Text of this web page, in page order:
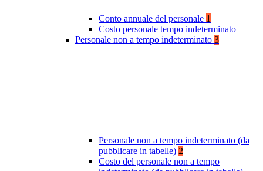
Conto annuale del personale 1
Costo personale tempo indeterminato
Personale non a tempo indeterminato 3
Personale non a tempo indeterminato (da
pubblicare in tabelle) 2
Costo del personale non a tempo